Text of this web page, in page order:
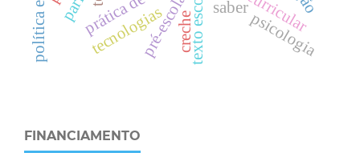
texto escolar saber
pré-escola
creche psicologia
tecnologias
FINANCIAMENTO